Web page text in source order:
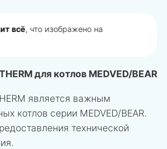
всё, что изображено на
для котлов MEDVED/BEAR
является важным
котлов серии MEDVED/BEAR.
технической